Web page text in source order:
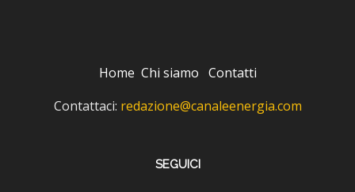
Home Chi siamo Contatti
Contattaci: redazione@canaleenergia.com
SEGUICI